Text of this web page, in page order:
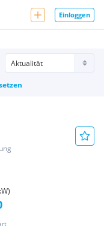
Einloggen